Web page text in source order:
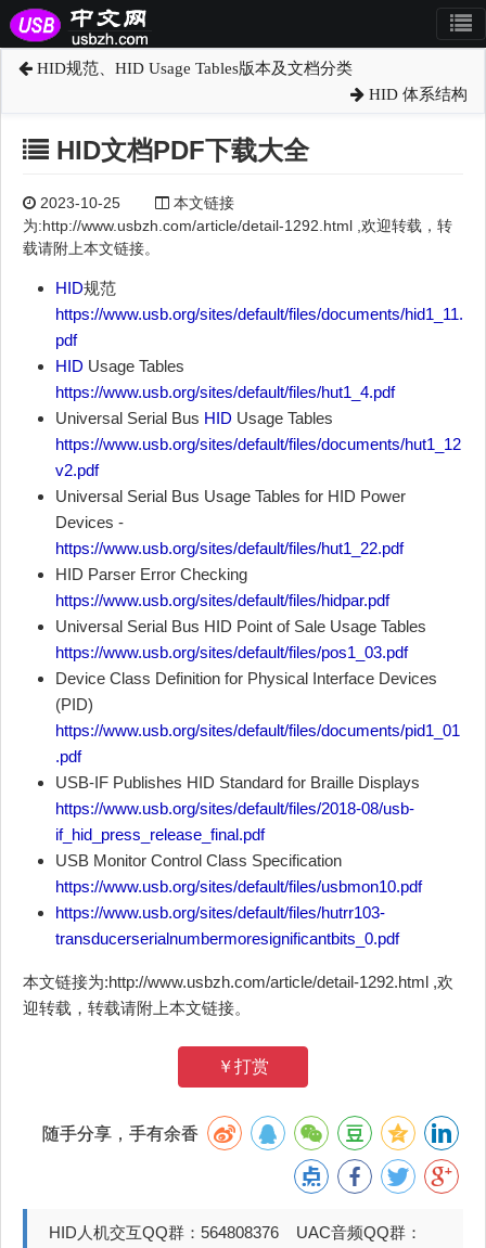
HID规范、HID Usage Tables版本及文档分类
HID 体系结构
HID文档PDF下载大全
2023-10-25
本文链接
为:http://www.usbzh.com/article/detail-1292.html ,欢迎转载，转
载请附上本文链接。
HID规范
https://www.usb.org/sites/default/files/documents/hid1_11.
pdf
HID Usage Tables
https://www.usb.org/sites/default/files/hut1_4.pdf
Universal Serial Bus HID Usage Tables
https://www.usb.org/sites/default/files/documents/hut1_12
v2.pdf
Universal Serial Bus Usage Tables for HID Power
Devices -
https://www.usb.org/sites/default/files/hut1_22.pdf
HID Parser Error Checking
https://www.usb.org/sites/default/files/hidpar.pdf
Universal Serial Bus HID Point of Sale Usage Tables
https://www.usb.org/sites/default/files/pos1_03.pdf
Device Class Definition for Physical Interface Devices
(PID)
https://www.usb.org/sites/default/files/documents/pid1_01
.pdf
USB-IF Publishes HID Standard for Braille Displays
https://www.usb.org/sites/default/files/2018-08/usb-
if_hid_press_release_final.pdf
USB Monitor Control Class Specification
https://www.usb.org/sites/default/files/usbmon10.pdf
https://www.usb.org/sites/default/files/hutrr103-
transducerserialnumbermoresignificantbits_0.pdf
本文链接为:http://www.usbzh.com/article/detail-1292.html ,欢
迎转载，转载请附上本文链接。
￥打赏
随手分享，手有余香
HID人机交互QQ群：564808376 UAC音频QQ群：